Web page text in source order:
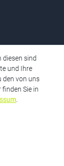
wir Ihnen
ein.
diesen sind
und Ihre
den von uns
Sie in